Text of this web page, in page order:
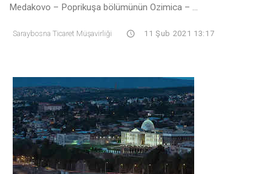
Medakovo – Poprikuşa bölümünün Ozimica – ...
Saraybosna Ticaret Müşavirliği 11 Şub 2021 13:17